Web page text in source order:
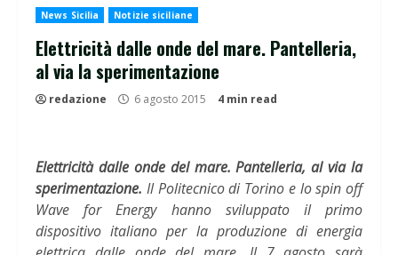
News Sicilia Notizie siciliane
Elettricità dalle onde del mare. Pantelleria,
al via la sperimentazione
redazione 6 agosto 2015 4 min read
Elettricità dalle onde del mare. Pantelleria, al via la
sperimentazione. Il Politecnico di Torino e lo spin off
Wave for Energy hanno sviluppato il primo
dispositivo italiano per la produzione di energia